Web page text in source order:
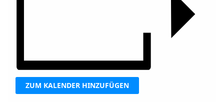
ZUM KALENDER HINZUFÜGEN